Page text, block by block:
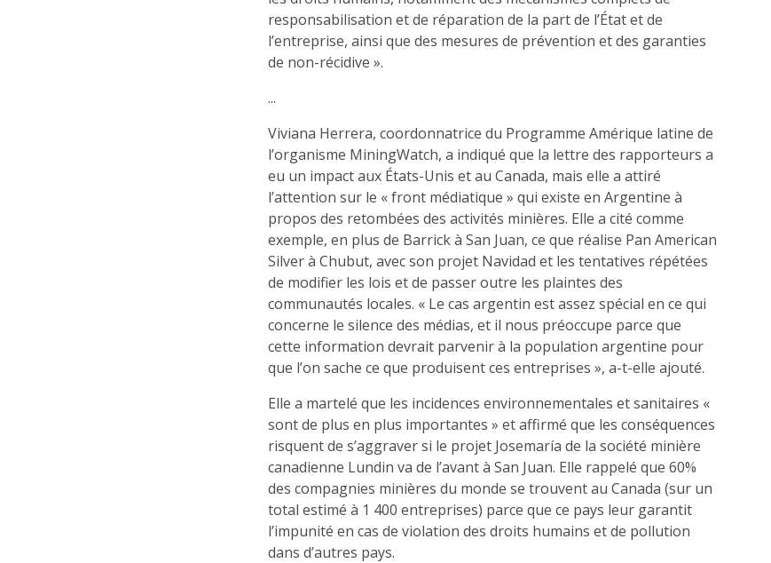
responsabilisation et de réparation de la part de l’État et de
l’entreprise, ainsi que des mesures de prévention et des garanties
de non-récidive ».
...
Viviana Herrera, coordonnatrice du Programme Amérique latine de
l’organisme MiningWatch, a indiqué que la lettre des rapporteurs a
eu un impact aux États-Unis et au Canada, mais elle a attiré
l’attention sur le « front médiatique » qui existe en Argentine à
propos des retombées des activités minières. Elle a cité comme
exemple, en plus de Barrick à San Juan, ce que réalise Pan American
Silver à Chubut, avec son projet Navidad et les tentatives répétées
de modifier les lois et de passer outre les plaintes des
communautés locales. « Le cas argentin est assez spécial en ce qui
concerne le silence des médias, et il nous préoccupe parce que
cette information devrait parvenir à la population argentine pour
que l’on sache ce que produisent ces entreprises », a-t-elle ajouté.
Elle a martelé que les incidences environnementales et sanitaires «
sont de plus en plus importantes » et affirmé que les conséquences
risquent de s’aggraver si le projet Josemaría de la société minière
canadienne Lundin va de l’avant à San Juan. Elle rappelé que 60%
des compagnies minières du monde se trouvent au Canada (sur un
total estimé à 1 400 entreprises) parce que ce pays leur garantit
l’impunité en cas de violation des droits humains et de pollution
dans d’autres pays.